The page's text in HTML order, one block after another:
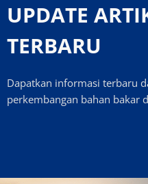
UPDATE
TERBARU
Dapatkan informasi terbaru
perkembangan bahan bakar